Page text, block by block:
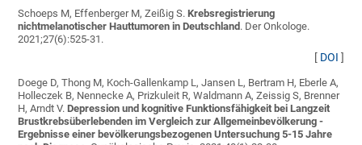
Schoeps M, Effenberger M, Zeißig S.Krebsregistrierung
nichtmelanotischer Hauttumoren in Deutschland . Der Onkologe.
2021;27(6):525-31.
[ DOI ]
Doege D, Thong M, Koch-Gallenkamp L, Jansen L, Bertram H, Eberle A,
Holleczek B, Nennecke A, Prizkuleit R, Waldmann A, Zeissig S, Brenner
H, Arndt V.Depression und kognitive Funktionsfähigkeit bei Langzeit
Brustkrebsüberlebenden im Vergleich zur Allgemeinbevölkerung -
Ergebnisse einer bevölkerungsbezogenen Untersuchung 5-15 Jahre